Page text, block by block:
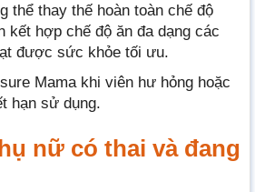
thể thay thế hoàn toàn chế độ
kết hợp chế độ ăn đa dạng các
được sức khỏe tối ưu.
Mama khi viên hư hỏng hoặc
hạn sử dụng.
nữ có thai và đang